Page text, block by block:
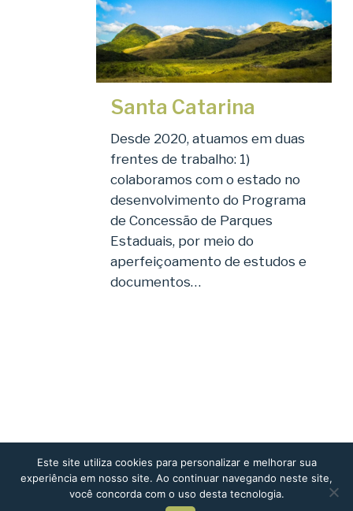
Santa Catarina
Desde 2020, atuamos em duas
frentes de trabalho: 1)
colaboramos com o estado no
desenvolvimento do Programa
de Concessão de Parques
Estaduais, por meio do
aperfeiçoamento de estudos e
documentos…
1 2 Próximo
Este site utiliza cookies para personalizar e melhorar sua
experiência em nosso site. Ao continuar navegando neste site,
você concorda com o uso desta tecnologia.